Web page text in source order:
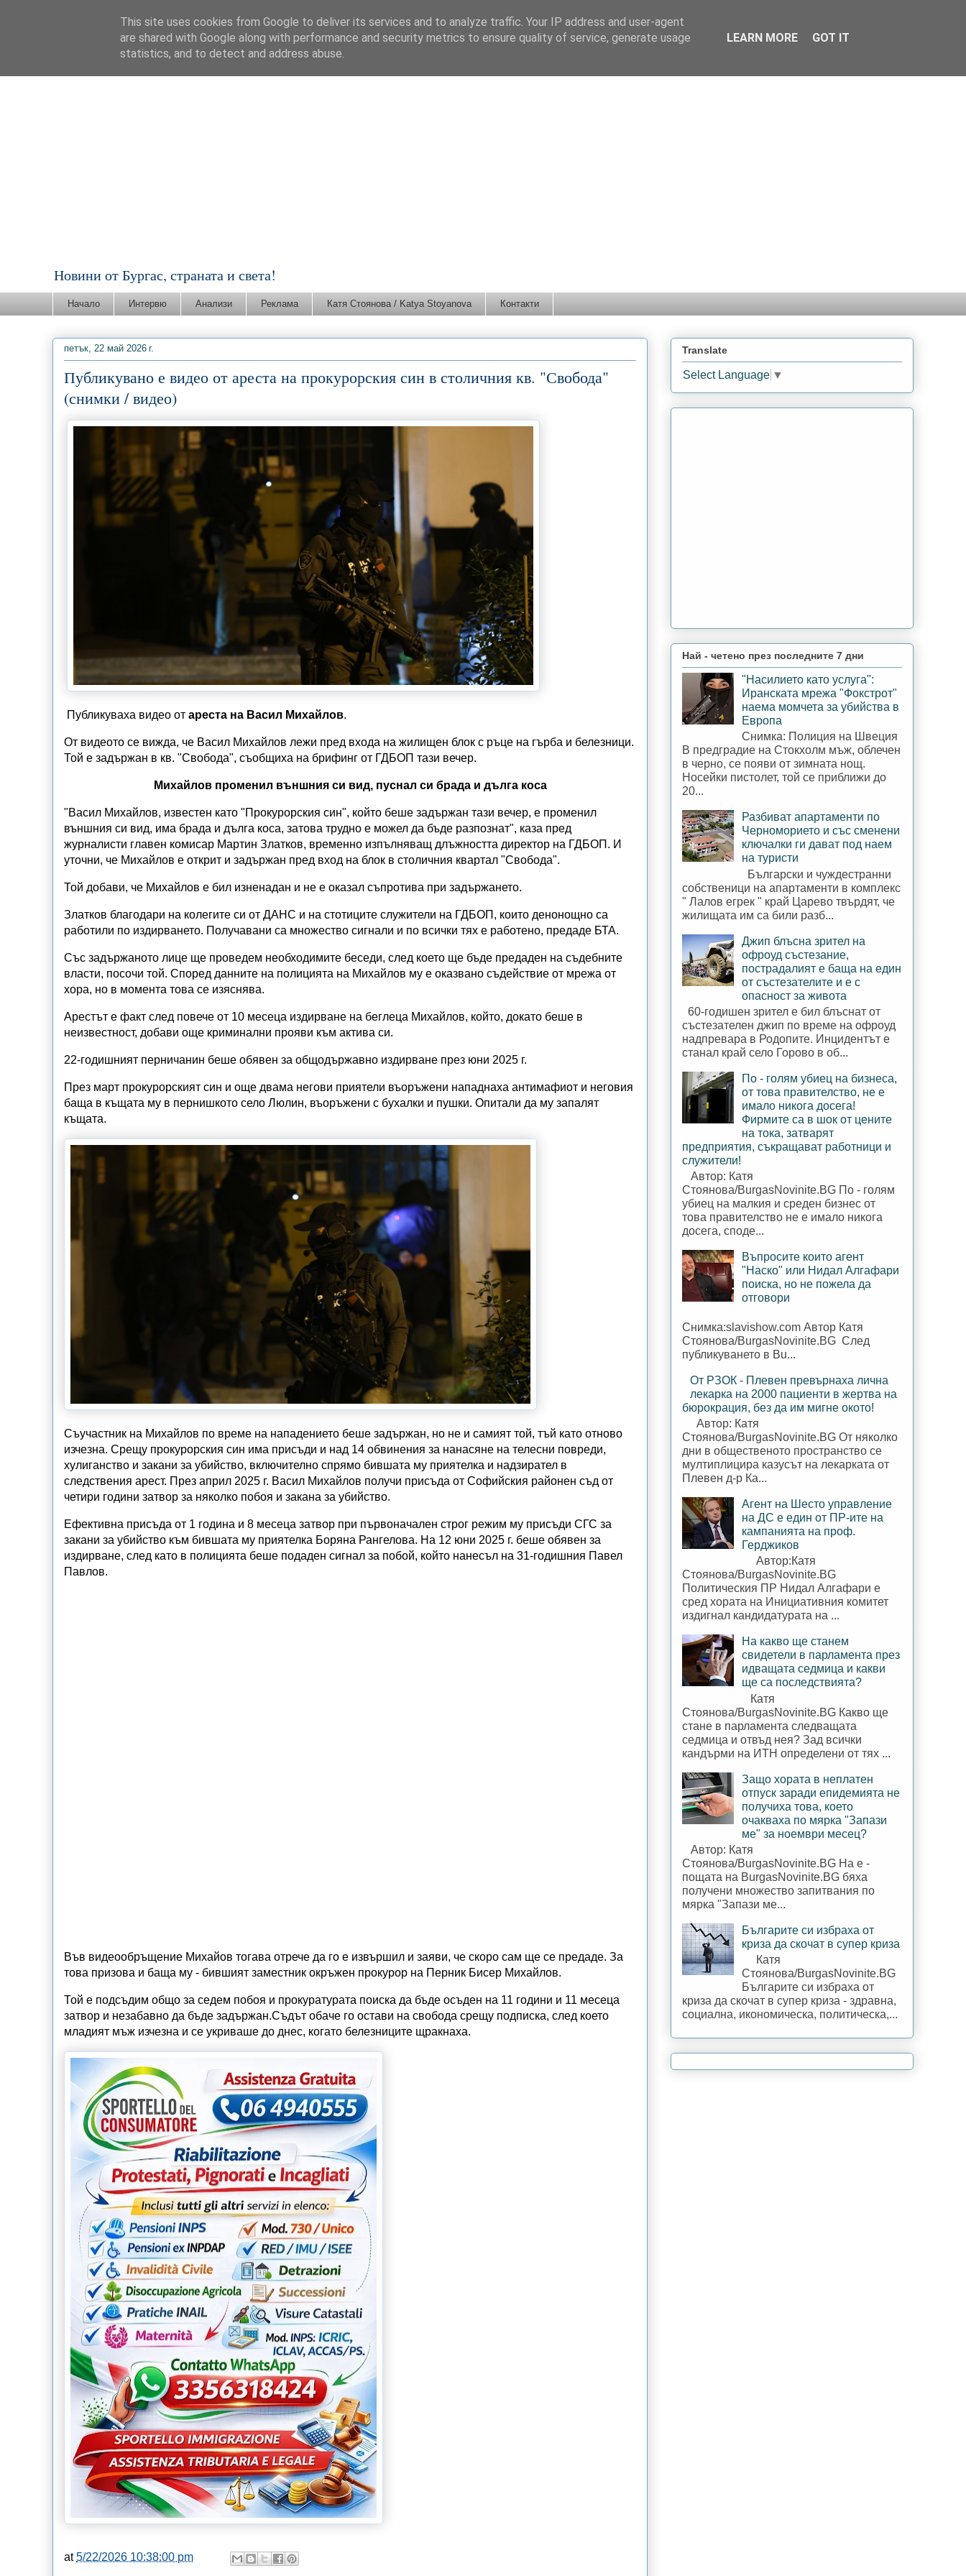
Новини от Бургас, страната и света!
Начало Интервю Анализи Реклама Катя Стоянова / Katya Stoyanova Контакти
петък, 22 май 2026 г.
Публикувано е видео от ареста на прокурорския син в столичния кв. "Свобода"
(снимки / видео)
Публикуваха видео от ареста на Васил Михайлов.
От видеото се вижда, че Васил Михайлов лежи пред входа на жилищен блок с ръце на гърба и белезници.
Той е задържан в кв. "Свобода", съобщиха на брифинг от ГДБОП тази вечер.
Михайлов променил външния си вид, пуснал си брада и дълга коса
"Васил Михайлов, известен като "Прокурорския син", който беше задържан тази вечер, е променил
външния си вид, има брада и дълга коса, затова трудно е можел да бъде разпознат", каза пред
журналисти главен комисар Мартин Златков, временно изпълняващ длъжността директор на ГДБОП. И
уточни, че Михайлов е открит и задържан пред вход на блок в столичния квартал "Свобода".
Той добави, че Михайлов е бил изненадан и не е оказал съпротива при задържането.
Златков благодари на колегите си от ДАНС и на стотиците служители на ГДБОП, които денонощно са
работили по издирването. Получавани са множество сигнали и по всички тях е работено, предаде БТА.
Със задържаното лице ще проведем необходимите беседи, след което ще бъде предаден на съдебните
власти, посочи той. Според данните на полицията на Михайлов му е оказвано съдействие от мрежа от
хора, но в момента това се изяснява.
Арестът е факт след повече от 10 месеца издирване на беглеца Михайлов, който, докато беше в
неизвестност, добави още криминални прояви към актива си.
22-годишният перничанин беше обявен за общодържавно издирване през юни 2025 г.
През март прокурорският син и още двама негови приятели въоръжени нападнаха антимафиот и неговия
баща в къщата му в пернишкото село Люлин, въоръжени с бухалки и пушки. Опитали да му запалят
къщата.
Съучастник на Михайлов по време на нападението беше задържан, но не и самият той, тъй като отново
изчезна. Срещу прокурорския син има присъди и над 14 обвинения за нанасяне на телесни повреди,
хулиганство и закани за убийство, включително спрямо бившата му приятелка и надзирател в
следствения арест. През април 2025 г. Васил Михайлов получи присъда от Софийския районен съд от
четири години затвор за няколко побоя и закана за убийство.
Ефективна присъда от 1 година и 8 месеца затвор при първоначален строг режим му присъди СГС за
закани за убийство към бившата му приятелка Боряна Рангелова. На 12 юни 2025 г. беше обявен за
издирване, след като в полицията беше подаден сигнал за побой, който нанесъл на 31-годишния Павел
Павлов.
Във видеообръщение Михайов тогава отрече да го е извършил и заяви, че скоро сам ще се предаде. За
това призова и баща му - бившият заместник окръжен прокурор на Перник Бисер Михайлов.
Той е подсъдим общо за седем побоя и прокуратурата поиска да бъде осъден на 11 години и 11 месеца
затвор и незабавно да бъде задържан.Съдът обаче го остави на свобода срещу подписка, след което
младият мъж изчезна и се укриваше до днес, когато белезниците щракнаха.
at5/22/2026 10:38:00 pm
Translate
Select Language ▼
Най - четено през последните 7 дни
"Насилието като услуга":
Иранската мрежа "Фокстрот"
наема момчета за убийства в
Европа
Снимка: Полиция на Швеция
В предградие на Стокхолм мъж, облечен
в черно, се появи от зимната нощ.
Носейки пистолет, той се приближи до
20...
Разбиват апартаменти по
Черноморието и със сменени
ключалки ги дават под наем
на туристи
Български и чуждестранни
собственици на апартаменти в комплекс
" Лалов егрек " край Царево твърдят, че
жилищата им са били разб...
Джип блъсна зрител на
офроуд състезание,
пострадалият е баща на един
от състезателите и е с
опасност за живота
60-годишен зрител е бил блъснат от
състезателен джип по време на офроуд
надпревара в Родопите. Инцидентът е
станал край село Горово в об...
По - голям убиец на бизнеса,
от това правителство, не е
имало никога досега!
Фирмите са в шок от цените
на тока, затварят
предприятия, съкращават работници и
служители!
Автор: Катя
Стоянова/BurgasNovinite.BG По - голям
убиец на малкия и среден бизнес от
това правителство не е имало никога
досега, споде...
Въпросите които агент
"Наско" или Нидал Алгафари
поиска, но не пожела да
отговори
Снимка:slavishow.com Автор Катя
Стоянова/BurgasNovinite.BG След
публикуването в Bu...
От РЗОК - Плевен превърнаха лична
лекарка на 2000 пациенти в жертва на
бюрокрация, без да им мигне окото!
Автор: Катя
Стоянова/BurgasNovinite.BG От няколко
дни в общественото пространство се
мултиплицира казусът на лекарката от
Плевен д-р Ка...
Агент на Шесто управление
на ДС е един от ПР-ите на
кампанията на проф.
Герджиков
Автор:Катя
Стоянова/BurgasNovinite.BG
Политическия ПР Нидал Алгафари е
сред хората на Инициативния комитет
издигнал кандидатурата на ...
На какво ще станем
свидетели в парламента през
идващата седмица и какви
ще са последствията?
Катя
Стоянова/BurgasNovinite.BG Какво ще
стане в парламента следващата
седмица и отвъд нея? Зад всички
кандърми на ИТН определени от тях ...
Защо хората в неплатен
отпуск заради епидемията не
получиха това, което
очакваха по мярка "Запази
ме" за ноември месец?
Автор: Катя
Стоянова/BurgasNovinite.BG На е -
пощата на BurgasNovinite.BG бяха
получени множество запитвания по
мярка "Запази ме...
Българите си избраха от
криза да скочат в супер криза
Катя
Стоянова/BurgasNovinite.BG
Българите си избраха от
криза да скочат в супер криза - здравна,
социална, икономическа, политическа,...
This site uses cookies from Google to deliver its services and to analyze traffic. Your IP address and user-agent
are shared with Google along with performance and security metrics to ensure quality of service, generate usage
statistics, and to detect and address abuse.
LEARN MORE GOT IT